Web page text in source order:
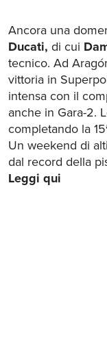
Ancora una
Ducati, di cui
tecnico. Ad
vittoria in
intensa con il
anche in Gara-2.
completando la
Un weekend di
dal record della
Leggi qui